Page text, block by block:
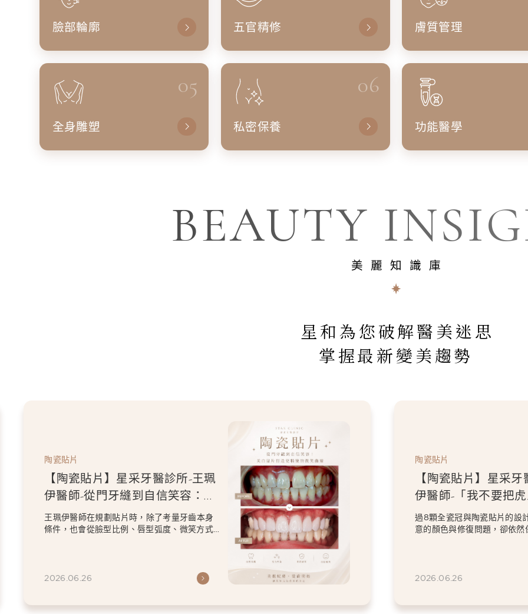
臉部輪廓 五官精修 膚質管理
05
全身雕塑
06
私密保養 功能醫學
BEAUTY
美麗知識庫
星和為您破解醫美迷思
掌握最新變美趨勢
陶瓷貼片
【陶瓷貼片】星采牙醫診所-王珮
伊醫師-從門牙縫到自信笑容：美
白貼片打造更精緻的微笑曲線
王珮伊醫師在規劃貼片時，除了考量牙齒本身
條件，也會從臉型比例、唇型弧度、微笑方式
2026.06.26
陶瓷貼片
【陶瓷貼片】星采
伊醫師-「我不要把
掉。」，一場保留個
笑設計
過8顆全瓷冠與陶瓷貼片的設
意的顏色與修復問題，卻依然
2026.06.26